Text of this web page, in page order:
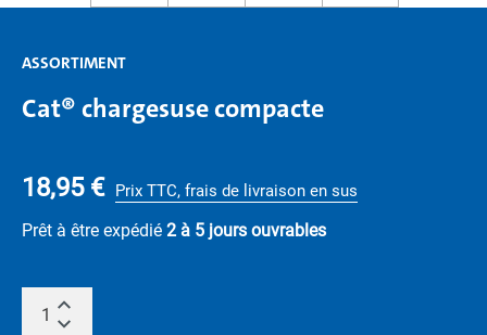
ASSORTIMENT
Cat® chargesuse compacte
18,95 € Prix TTC, frais de livraison en sus
Prêt à être expédié 2 à 5 jours ouvrables